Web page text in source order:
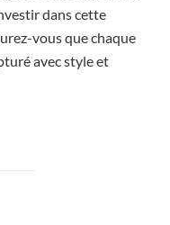
dans cette
vous que chaque
avec style et